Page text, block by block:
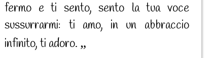
fermo e ti sento, sento la tua voce
sussurrarmi: ti amo, in un abbraccio
infinito, ti adoro.